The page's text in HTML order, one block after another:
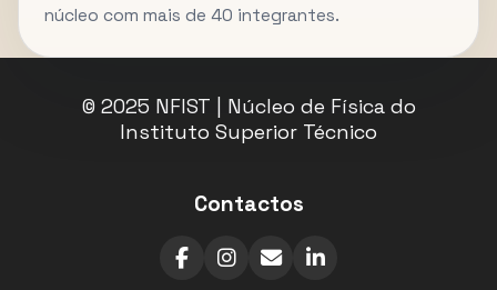
núcleo com mais de 40 integrantes.
© 2025 NFIST | Núcleo de Física do
Instituto Superior Técnico
Contactos